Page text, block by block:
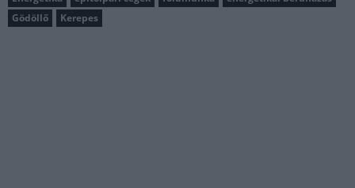
Gödöllő
Kerepes